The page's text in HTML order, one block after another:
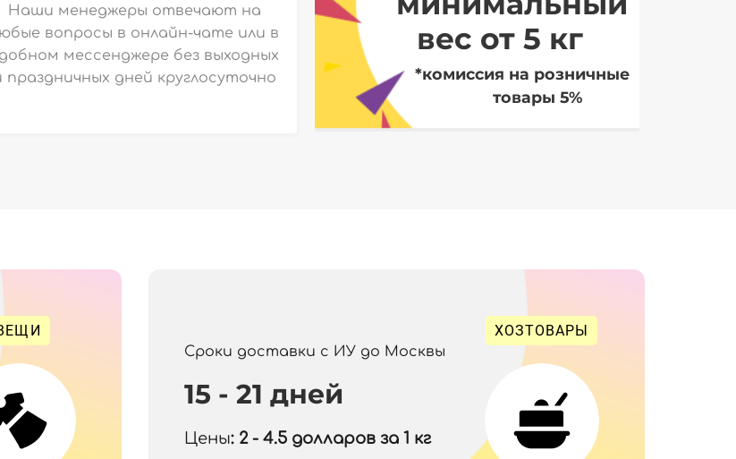
Наши менеджеры отвечают на
вопросы в онлайн-чате или в
мессенджере без выходных
праздничных дней круглосуточно
вес от 5 кг
*комиссия на розничные
товары 5%
Сроки доставки с ИУ до Москвы
15 - 21 дней
Цены: 2 - 4.5 долларов за 1 кг
ХОЗТОВАРЫ